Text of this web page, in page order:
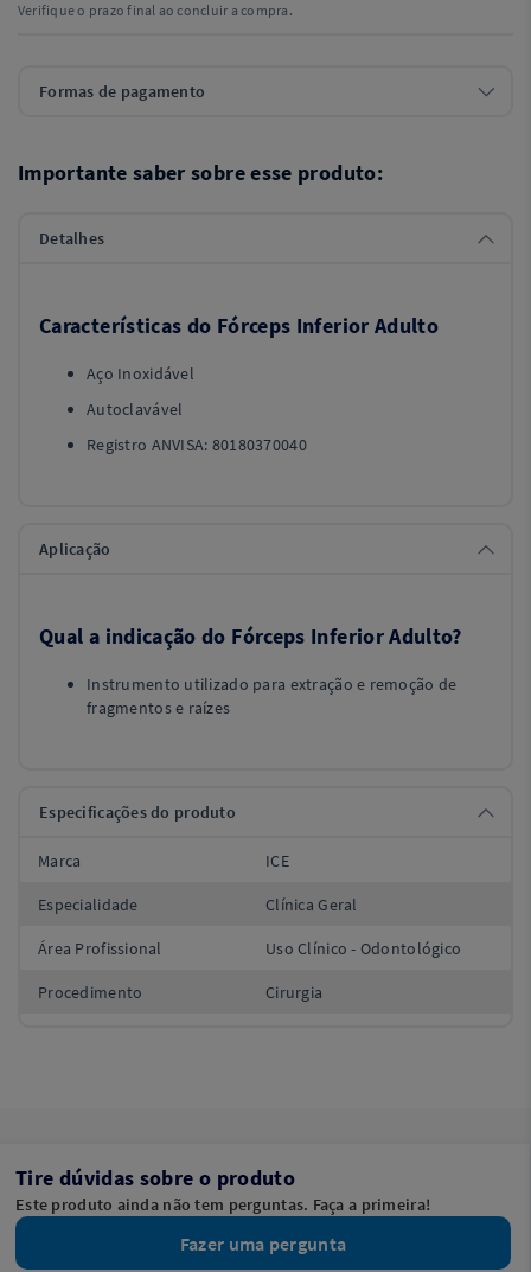
Verifique o prazo final ao concluir a compra.
Formas de pagamento
Importante saber sobre esse produto:
Detalhes
Características do Fórceps Inferior Adulto
Aço Inoxidável
Autoclavável
Registro ANVISA: 80180370040
Aplicação
Qual a indicação do Fórceps Inferior Adulto?
Instrumento utilizado para extração e remoção de
fragmentos e raízes
Especificações do produto
Marca ICE
Especialidade Clínica Geral
Área Profissional Uso Clínico - Odontológico
Procedimento Cirurgia
Tire dúvidas sobre o produto
Este produto ainda não tem perguntas. Faça a primeira!
Fazer uma pergunta